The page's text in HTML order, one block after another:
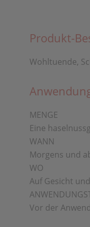
Produkt-
Wohltuende,
MENGE
Eine
WANN
Morgens und
WO
Auf Gesicht
Vor der